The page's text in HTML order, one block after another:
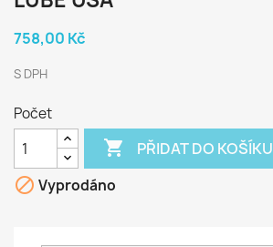
758,00 Kč
S DPH
Počet
 PŘIDAT DO KOŠÍKU
 Vyprodáno